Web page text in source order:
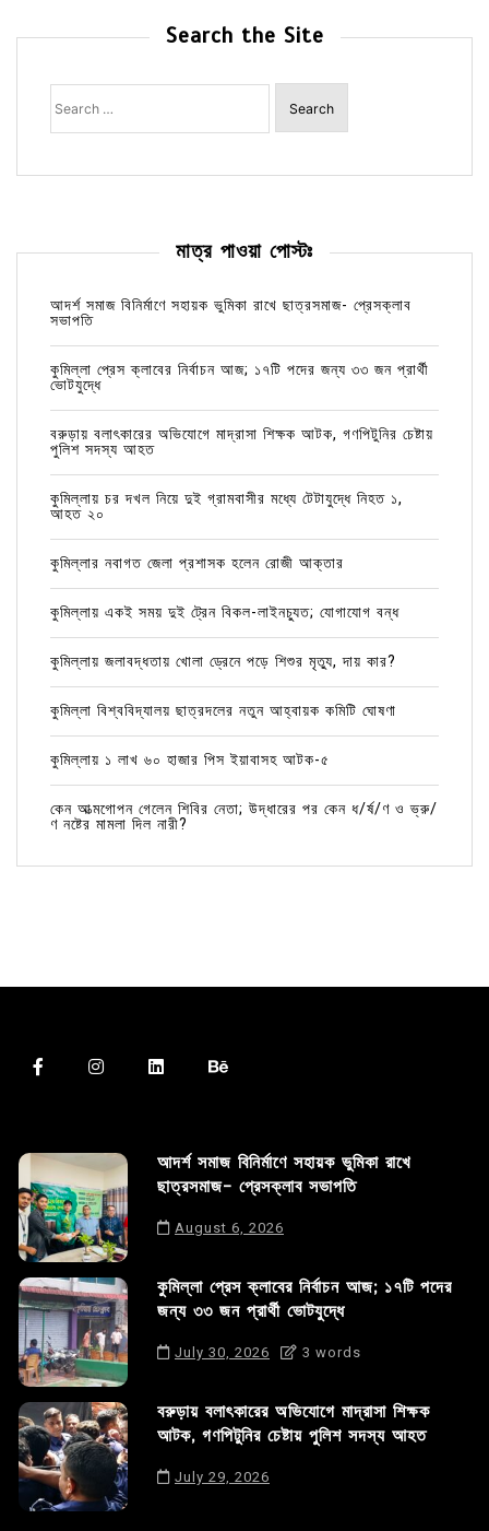
Search the Site
Search
for:
মাত্র পাওয়া পোস্টঃ
আদর্শ সমাজ বিনির্মাণে সহায়ক ভুমিকা রাখে ছাত্রসমাজ- প্রেসক্লাব
সভাপতি
কুমিল্লা প্রেস ক্লাবের নির্বাচন আজ; ১৭টি পদের জন্য ৩৩ জন প্রার্থী
ভোটযুদ্ধে
বরুড়ায় বলাৎকারের অভিযোগে মাদ্রাসা শিক্ষক আটক, গণপিটুনির চেষ্টায়
পুলিশ সদস্য আহত
কুমিল্লায় চর দখল নিয়ে দুই গ্রামবাসীর মধ্যে টেটাযুদ্ধে নিহত ১,
আহত ২০
কুমিল্লার নবাগত জেলা প্রশাসক হলেন রোজী আক্তার
কুমিল্লায় একই সময় দুই ট্রেন বিকল-লাইনচ্যুত; যোগাযোগ বন্ধ
কুমিল্লায় জলাবদ্ধতায় খোলা ড্রেনে পড়ে শিশুর মৃত্যু, দায় কার?
কুমিল্লা বিশ্ববিদ্যালয় ছাত্রদলের নতুন আহ্বায়ক কমিটি ঘোষণা
কুমিল্লায় ১ লাখ ৬০ হাজার পিস ইয়াবাসহ আটক-৫
কেন আত্মগোপন গেলেন শিবির নেতা; উদ্ধারের পর কেন ধ/র্ষ/ণ ও ভ্রু/
ণ নষ্টের মামলা দিল নারী?
আদর্শ সমাজ বিনির্মাণে সহায়ক ভুমিকা রাখে
ছাত্রসমাজ- প্রেসক্লাব সভাপতি
August 6, 2026
কুমিল্লা প্রেস ক্লাবের নির্বাচন আজ; ১৭টি পদের
জন্য ৩৩ জন প্রার্থী ভোটযুদ্ধে
July 30, 2026 3 words
বরুড়ায় বলাৎকারের অভিযোগে মাদ্রাসা শিক্ষক
আটক, গণপিটুনির চেষ্টায় পুলিশ সদস্য আহত
July 29, 2026